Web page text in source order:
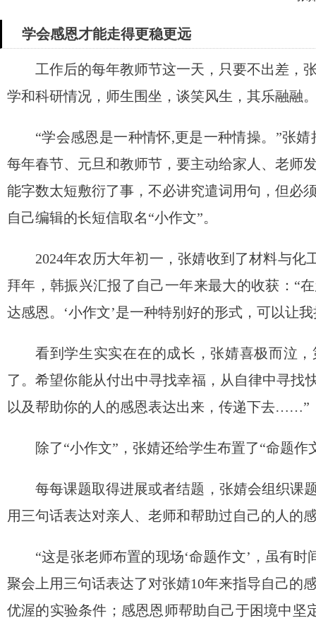
学会感恩才能走得更稳更远
工作后的每年教师节这一天，只要不出差，
学和科研情况，师生围坐，谈笑风生，其乐融融
“学会感恩是一种情怀,更是一种情操。”张
每年春节、元旦和教师节，要主动给家人、老师
能字数太短敷衍了事，不必讲究遣词用句，但必
自己编辑的长短信取名“小作文”。
2024年农历大年初一，张婧收到了材料与化
拜年，韩振兴汇报了自己一年来最大的收获：“
达感恩。‘小作文’是一种特别好的形式，可以
看到学生实实在在的成长，张婧喜极而泣
了。希望你能从付出中寻找幸福，从自律中寻找
以及帮助你的人的感恩表达出来，传递下去……”
除了“小作文”，张婧还给学生布置了“命题
每每课题取得进展或者结题，张婧会组织课
用三句话表达对亲人、老师和帮助过自己的人的
“这是张老师布置的现场‘命题作文’，虽有
聚会上用三句话表达了对张婧10年来指导自己的
优渥的实验条件；感恩恩师帮助自己于困境中坚